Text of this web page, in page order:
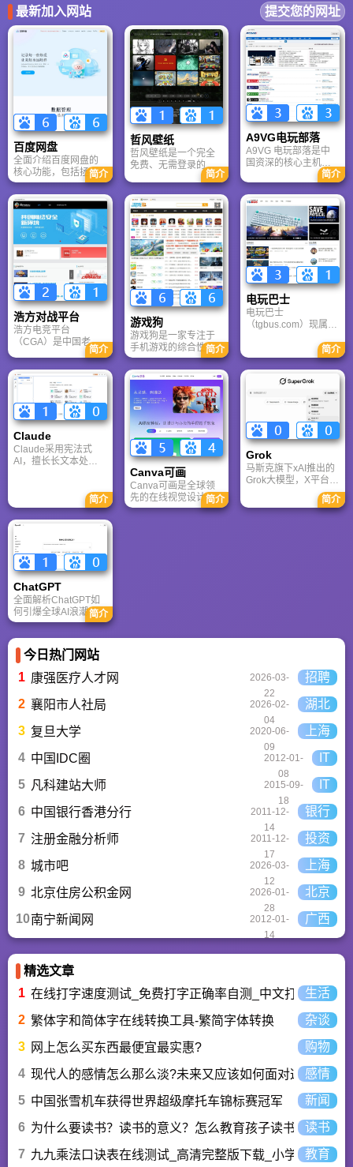
最新加入网站 提交您的网址
百度网盘
全面介绍百度网盘的
核心功能，包括拯救
手机内存、在线看视
频、AI智能做笔记与
总结长文。详细解答
数据安全性及服务器
备份机制，带你了解
GenFlow AI智能体如
何帮你高效办公与学
习。
简介
哲风壁纸
哲风壁纸是一个完全
免费、无需登录的高
清壁纸下载网站。提
供海量4K、8K超清电
脑与手机壁纸，涵盖
动漫、风景、赛博朋
克等多元风格。支持
动态壁纸与头像制
作，国内访问极速，
是美化桌面的首选平
台。
简介
A9VG电玩部落
A9VG 电玩部落是中
国资深的核心主机游
戏玩家社区。网站以
论坛为核心，提供全
面的主机游戏资讯、
攻略和资料库，覆盖
PlayStation、Xbox、
Switch 等全平台。凭
借其深厚的历史积淀
和活跃的用户群体，
A9VG 成为硬核玩家
交流心得、分享攻略
的首选平台之一。
简介
浩方对战平台
浩方电竞平台
（CGA）是中国老牌
游戏联机平台，提供
CS、War3、星际争霸
等经典游戏的稳定联
机服务。重温DOTA1
的激情岁月，找回当
年的战友。同时提供
最新CGA电竞赛事资
讯及热门页游入口，
致敬中国电竞的黄金
时代。
简介
游戏狗
游戏狗是一家专注于
手机游戏的综合性门
户网站。它致力于为
手游玩家提供最新、
最全的游戏资讯、攻
略、评测及视频等内
容，是国内较早一批
专注于移动游戏领域
的垂直媒体。
简介
电玩巴士
电玩巴士
（tgbus.com）现属于
注于解决游戏用户需
求的综合性游戏门户
网站，电玩巴士是一
个全面的综合性游戏
门户，专注于为全球
玩家提供主机、PC及
移动端游戏的全方位
资讯。
简介
Claude
Claude采用宪法式
AI，擅长长文本处理
在复杂推理、代码与
快速迭代上占优。两
者定位不同，各有千
简介
Canva可画
Canva可画是全球领
先的在线视觉设计平
台，内置AI“魔力工作
简介
Grok
马斯克旗下xAI推出的
Grok大模型，X平台实
时数据整合与多智能
体协作的核心优势。
针对其中文能力、隐
简介
ChatGPT‌
全面解析ChatGPT如
何引爆全球AI浪潮！
通俗讲解神经网络、
核心技术，带您轻松
看懂大语言模型如何
重塑未来。
简介
今日热门网站
1 康强医疗人才网
2026-03-
22
招聘
2 襄阳市人社局
2026-02-
04
湖北
3 复旦大学
2020-06-
09
上海
4 中国IDC圈
2012-01-
08
IT
5 凡科建站大师
2015-09-
18
IT
6 中国银行香港分行
2011-12-
14
银行
7 注册金融分析师
2011-12-
17
投资
8 城市吧
2026-03-
12
上海
9 北京住房公积金网
2026-01-
28
北京
10南宁新闻网
2012-01-
14
广西
精选文章
1 在线打字速度测试_免费打字正确率自测_中文打字水平测
生活
2 繁体字和简体字在线转换工具-繁简字体转换
杂谈
3
网上怎么买东西最便宜最实惠?
购物
4 现代人的感情怎么那么淡?未来又应该如何面对这人情淡
感情
5 中国张雪机车获得世界超级摩托车锦标赛冠军
新闻
6 为什么要读书？读书的意义？怎么教育孩子读书？读书
7 九九乘法口诀表在线测试_高清完整版下载_小学数学口算
教育